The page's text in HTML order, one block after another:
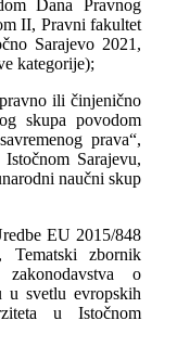
Dana Pravnog
II, Pravni fakultet
Sarajevo 2021,
kategorije);
ili činjenično
skupa povodom
prava“,
Sarajevu,
naučni skup
EU 2015/848
Tematski zbornik
o
u svetlu evropskih
u Istočnom